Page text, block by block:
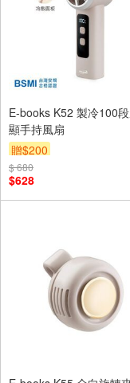
E-books K52 製冷100
顯手持風扇
贈$200
$ 680
$628